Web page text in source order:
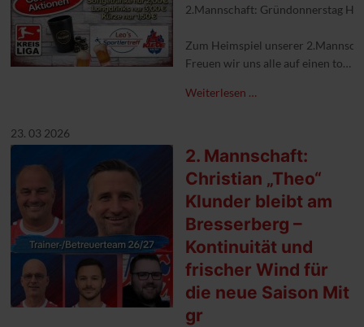
2.Mannschaft: Gründonnerstag
Zum Heimspiel unserer
Freuen wir uns alle auf einen
#1FCKleve #leossportlertreff
Weiterlesen …
23. 03 2026
2. Mannschaft:
Christian „Theo“
Klunder bleibt am
Bresserberg –
Kontinuität und
frischer Wind für
die neue Saison Mit
gr